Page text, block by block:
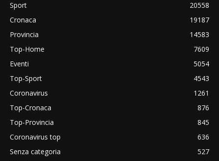
Sport
20558
Cronaca
19187
Provincia
14583
Top-Home
7609
Eventi
5054
Top-Sport
4543
Coronavirus
1261
Top-Cronaca
876
Top-Provincia
845
Coronavirus top
636
Senza categoria
527